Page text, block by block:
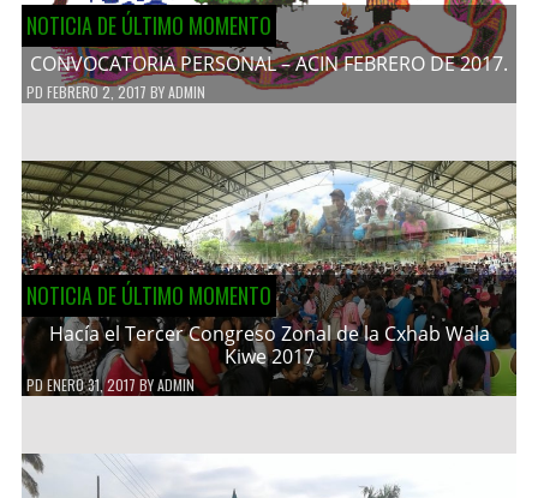
NOTICIA DE ÚLTIMO MOMENTO
CONVOCATORIA PERSONAL – ACIN FEBRERO DE 2017.
PD FEBRERO 2, 2017 BYADMIN
NOTICIA DE ÚLTIMO MOMENTO
Hacía el Tercer Congreso Zonal de la Cxhab Wala
Kiwe 2017
PDENERO 31, 2017 BYADMIN